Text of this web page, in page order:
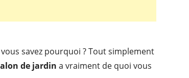
savez pourquoi ? Tout simplement
de jardin a vraiment de quoi vous